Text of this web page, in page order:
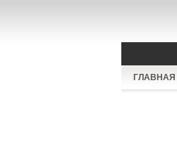
ГЛАВНАЯ